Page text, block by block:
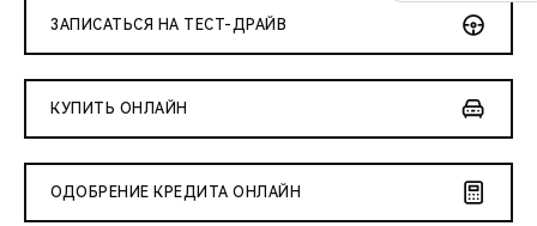
ЗАПИСАТЬСЯ НА ТЕСТ-ДРАЙВ
КУПИТЬ ОНЛАЙН
ОДОБРЕНИЕ КРЕДИТА ОНЛАЙН